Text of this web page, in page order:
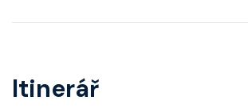
Itinerář